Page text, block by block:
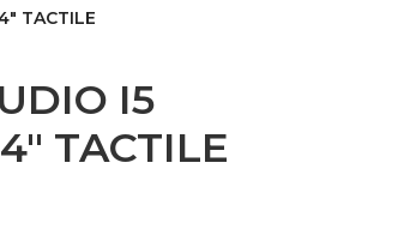
TACTILE
I5
TACTILE